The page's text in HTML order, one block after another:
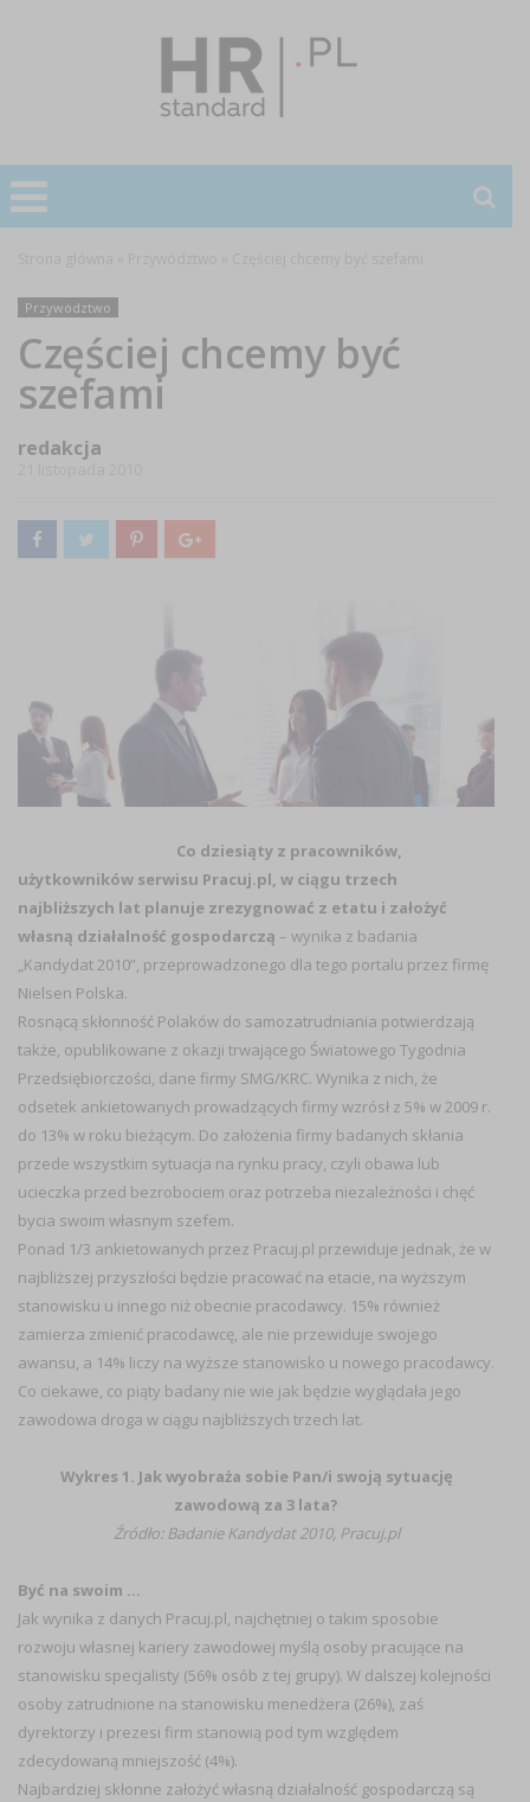
Przywództwo
Częściej chcemy być
szefami
redakcja
Co dziesiąty z pracowników,
użytkowników serwisu Pracuj.pl, w ciągu trzech
najbliższych lat planuje zrezygnować z etatu i założyć
własną działalność gospodarczą – wynika z badania
„Kandydat 2010”, przeprowadzonego dla tego portalu przez firmę
Nielsen Polska.
Rosnącą skłonność Polaków do samozatrudniania potwierdzają
także, opublikowane z okazji trwającego Światowego Tygodnia
Przedsiębiorczości, dane firmy SMG/KRC. Wynika z nich, że
odsetek ankietowanych prowadzących firmy wzrósł z 5% w 2009 r.
do 13% w roku bieżącym. Do założenia firmy badanych skłania
przede wszystkim sytuacja na rynku pracy, czyli obawa lub
ucieczka przed bezrobociem oraz potrzeba niezależności i chęć
bycia swoim własnym szefem.
Ponad 1/3 ankietowanych przez Pracuj.pl przewiduje jednak, że w
najbliższej przyszłości będzie pracować na etacie, na wyższym
stanowisku u innego niż obecnie pracodawcy. 15% również
zamierza zmienić pracodawcę, ale nie przewiduje swojego
awansu, a 14% liczy na wyższe stanowisko u nowego pracodawcy.
Co ciekawe, co piąty badany nie wie jak będzie wyglądała jego
zawodowa droga w ciągu najbliższych trzech lat.
Wykres 1. Jak wyobraża sobie Pan/i swoją sytuację
zawodową za 3 lata?
Źródło: Badanie Kandydat 2010, Pracuj.pl
Być na swoim …
Jak wynika z danych Pracuj.pl, najchętniej o takim sposobie
rozwoju własnej kariery zawodowej myślą osoby pracujące na
stanowisku specjalisty (56% osób z tej grupy). W dalszej kolejności
osoby zatrudnione na stanowisku menedżera (26%), zaś
dyrektorzy i prezesi firm stanowią pod tym względem
zdecydowaną mniejszość (4%).
Najbardziej skłonne założyć własną działalność gospodarczą są